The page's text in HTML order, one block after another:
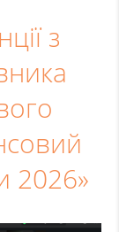
з
2026»